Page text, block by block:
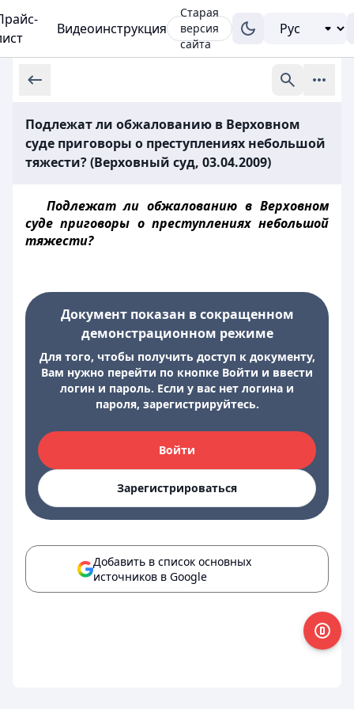
Видеоинструкция
Старая
версия
сайта
Подлежат ли обжалованию в Верховном
суде приговоры о преступлениях небольшой
тяжести? (Верховный суд, 03.04.2009)
Подлежат ли обжалованию в Верховном
суде приговоры о преступлениях небольшой
тяжести?
Документ показан в сокращенном
демонстрационном режиме
Для того, чтобы получить доступ к документу,
Вам нужно перейти по кнопке Войти и ввести
логин и пароль. Если у вас нет логина и
пароля, зарегистрируйтесь.
Войти
Зарегистрироваться
Добавить в список основных
источников в Google